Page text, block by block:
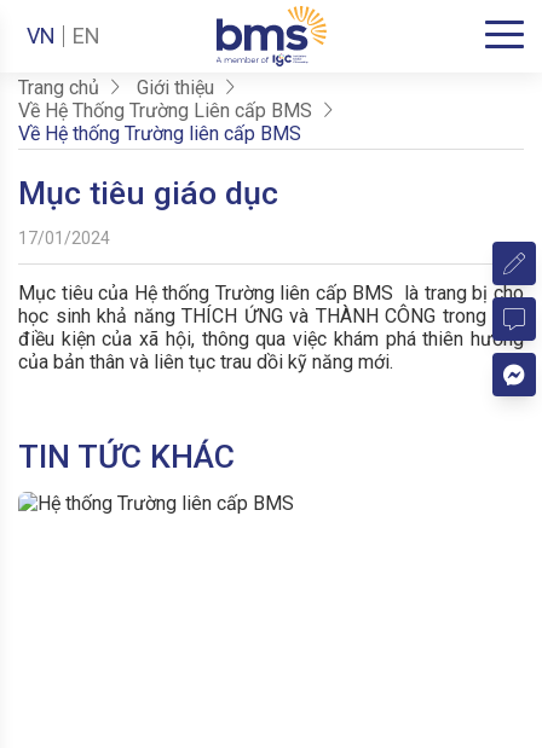
VN EN
Trang chủ
Giới thiệu
Về Hệ Thống Trường Liên cấp BMS
Về Hệ thống Trường liên cấp BMS
Mục tiêu giáo dục
17/01/2024
Mục tiêu của Hệ thống Trường liên cấp BMS là trang bị cho
học sinh khả năng THÍCH ỨNG và THÀNH CÔNG trong mọi
điều kiện của xã hội, thông qua việc khám phá thiên hướng
của bản thân và liên tục trau dồi kỹ năng mới.
TIN TỨC KHÁC